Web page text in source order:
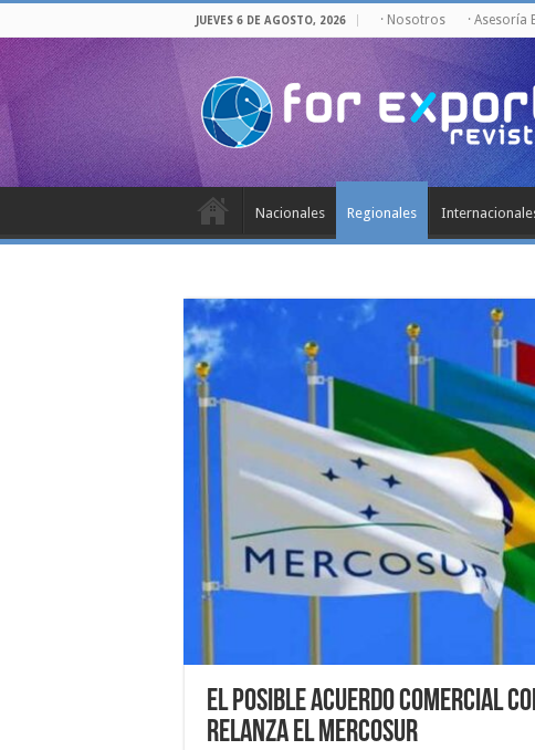
JUEVES 6 DE AGOSTO, 2026 · Nosotros · Asesoría
Nacionales Regionales
El posible acuerdo comercial
relanza el Mercosur